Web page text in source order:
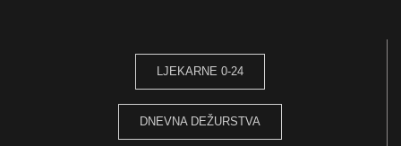
LJEKARNE 0-24
DNEVNA DEŽURSTVA